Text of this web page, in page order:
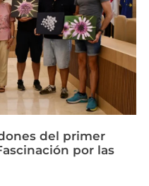
del primer
por las